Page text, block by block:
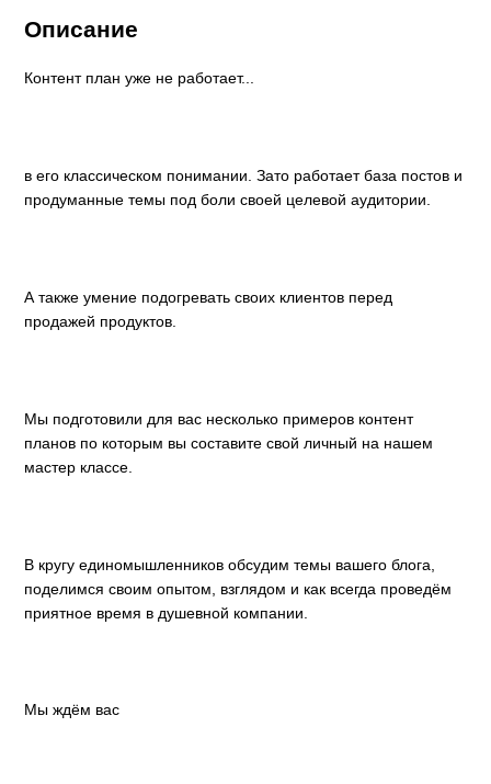
Описание
Контент план уже не работает...
в его классическом понимании. Зато работает база постов и
продуманные темы под боли своей целевой аудитории.
А также умение подогревать своих клиентов перед
продажей продуктов.
Мы подготовили для вас несколько примеров контент
планов по которым вы составите свой личный на нашем
мастер классе.
В кругу единомышленников обсудим темы вашего блога,
поделимся своим опытом, взглядом и как всегда проведём
приятное время в душевной компании.
Мы ждём вас